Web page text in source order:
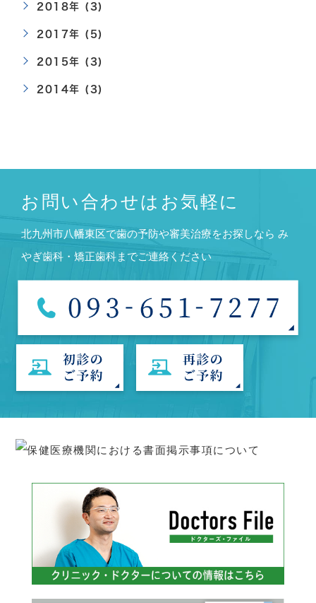
2018年 (3)
2017年 (5)
2015年 (3)
2014年 (3)
お問い合わせはお気軽に
北九州市八幡東区で歯の予防や審美治療をお探しなら み
やぎ歯科・矯正歯科までご連絡ください